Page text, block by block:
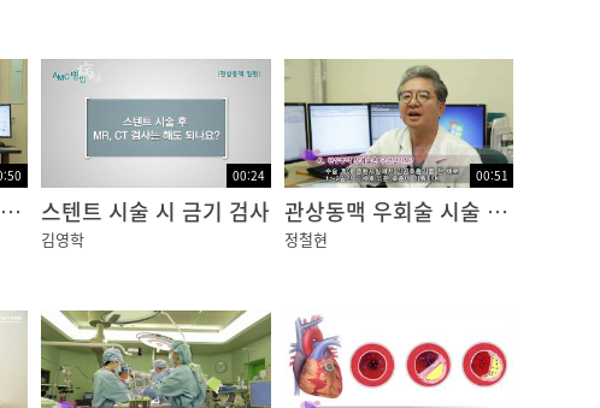
시술 후 항혈소판제 복용 기간
00:24
스텐트 시술 시 금기 검사
김영학
00:51
관상동맥 우회술 시술 방법
정철현